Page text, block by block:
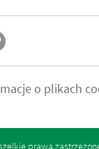
o plikach
prawa